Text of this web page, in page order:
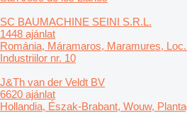
SC BAUMACHINE SEINI S.R.L.
1448 ajánlat
Románia, Máramaros, Maramures,
Industriilor nr. 10
J&Th van der Veldt BV
6620 ajánlat
Hollandia, Észak-Brabant, Wouw,